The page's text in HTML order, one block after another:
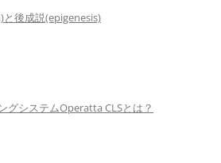
後成説(epigenesis)
グシステムOperatta CLSとは？